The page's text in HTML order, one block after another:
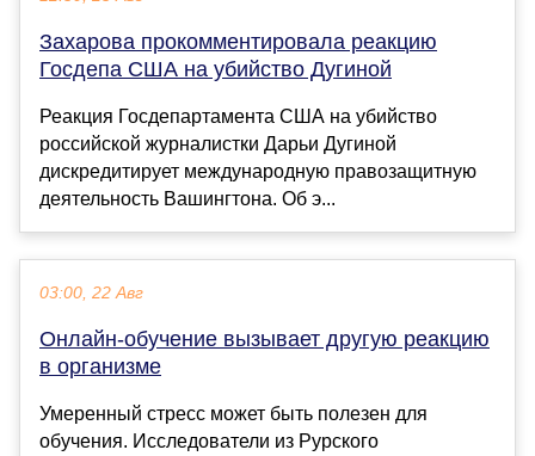
Захарова прокомментировала реакцию
Госдепа США на убийство Дугиной
Реакция Госдепартамента США на убийство
российской журналистки Дарьи Дугиной
дискредитирует международную правозащитную
деятельность Вашингтона. Об э...
03:00, 22 Авг
Онлайн-обучение вызывает другую реакцию
в организме
Умеренный стресс может быть полезен для
обучения. Исследователи из Рурского